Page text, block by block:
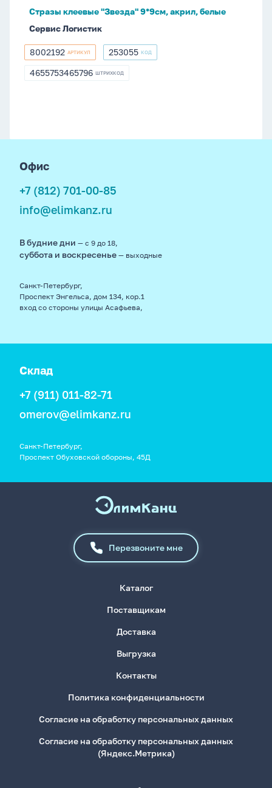
Стразы клеевые "Звезда" 9*9см, акрил, белые
Сервис Логистик
8002192
8002192 АРТИКУЛ 253055
253055 КОД
4655753465796
4655753465796 ШТРИХКОД
Офис
+7 (812) 701-00-85
info@elimkanz.ru
В будние дни — с 9 до 18,
суббота и воскресенье — выходные
Санкт-Петербург,
Проспект Энгельса, дом 134, кор.1
вход со стороны улицы Асафьева,
Склад
+7 (911) 011-82-71
omerov@elimkanz.ru
Санкт-Петербург,
Проспект Обуховской обороны, 45Д
Перезвоните мне
Каталог
Поставщикам
Доставка
Выгрузка
Контакты
Политика конфиденциальности
Согласие на обработку персональных данных
Согласие на обработку персональных данных
(Яндекс.Метрика)